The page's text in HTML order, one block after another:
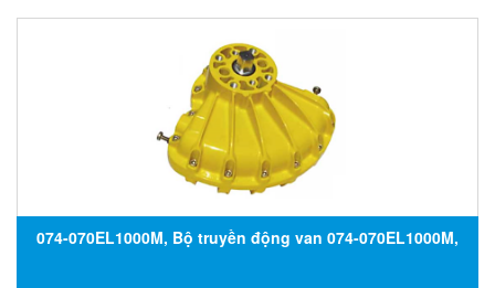
074-070EL1000M, Bộ truyền động van 074-070EL1000M,